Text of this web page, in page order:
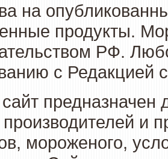
на
продукты.
РФ.
с Редакцией
предназначен
производителей и
мороженого,